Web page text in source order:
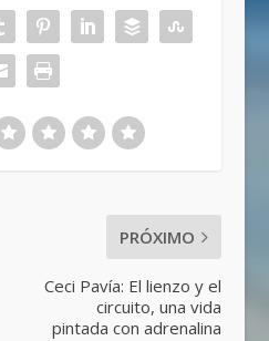
PRÓXIMO
Ceci Pavía: El lienzo y el
circuito, una vida
pintada con adrenalina